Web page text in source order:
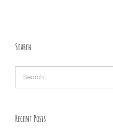
Search
Search
for:
Recent Posts